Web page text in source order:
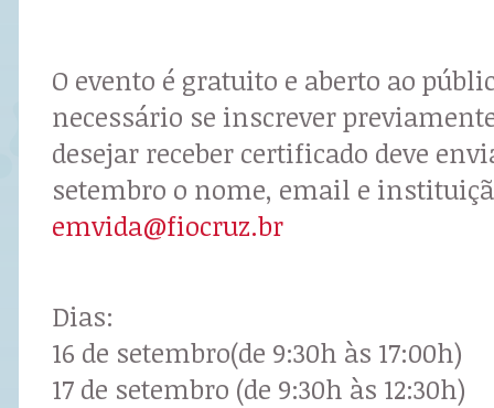
O evento é gratuito e aberto ao
necessário se inscrever
desejar receber certificado deve
setembro o nome, email e
emvida@fiocruz.br
Dias:
16 de setembro(de 9:30h às 17:00h)
17 de setembro (de 9:30h às 12:30h)